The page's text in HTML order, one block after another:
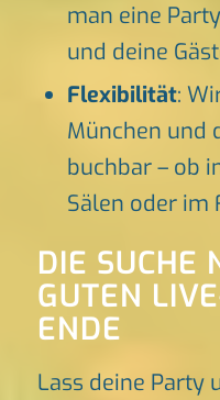
man eine
und deine
Flexibilität:
München und
buchbar – ob
Sälen oder im
DIE SUCHE
GUTEN
ENDE
Lass deine Party